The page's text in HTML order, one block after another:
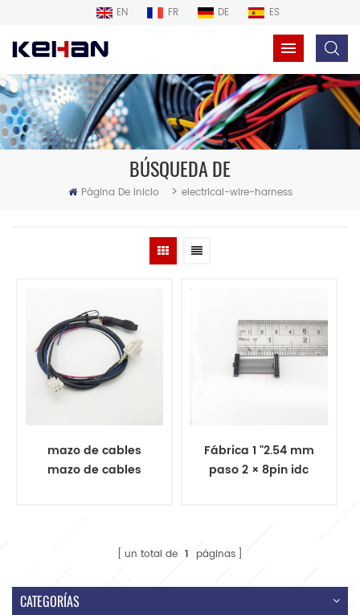
EN FR DE ES
BÚSQUEDA DE
Página De Inicio > electrical-wire-harness
mazo de cables
mazo de cables
electrónica
Fábrica 1 "2.54 mm
paso 2 × 8pin idc
un total de 1 páginas
CATEGORÍAS